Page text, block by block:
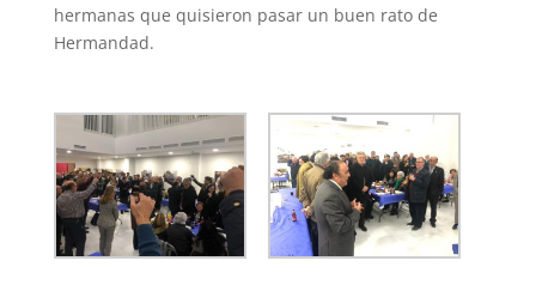
hermanas que quisieron pasar un buen rato de
Hermandad.